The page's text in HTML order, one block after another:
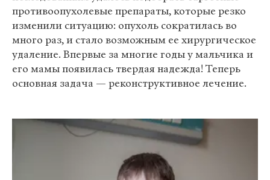
противоопухолевые препараты, которые резко
изменили ситуацию: опухоль сократилась во
много раз, и стало возможным ее хирургическое
удаление. Впервые за многие годы у мальчика и
его мамы появилась твердая надежда! Теперь
основная задача — реконструктивное лечение.